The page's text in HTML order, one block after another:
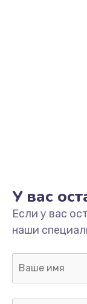
У вас
Если у вас
наши